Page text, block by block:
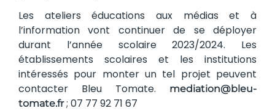
Les ateliers éducations aux médias et à
l’information vont continuer de se déployer
durant l’année scolaire 2023/2024. Les
établissements scolaires et les institutions
intéressés pour monter un tel projet peuvent
contacter Bleu Tomate.
mediation@bleu-
tomate.fr; 07 77 92 71 67